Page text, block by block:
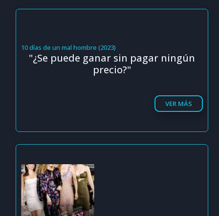
10 días de un mal hombre (2023)
"¿Se puede ganar sin pagar ningún
precio?"
VER MÁS